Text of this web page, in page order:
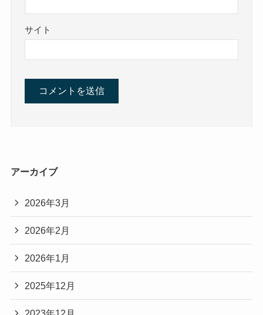
サイト
アーカイブ
2026年3月
2026年2月
2026年1月
2025年12月